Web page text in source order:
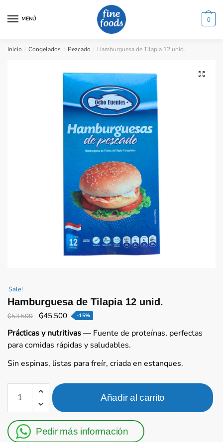
MENÚ 0
Inicio / Congelados / Pezcado / Hamburguesa de Tilapia 12 unid.
🔍
Sale!
Hamburguesa de Tilapia 12 unid.
₲53.500
El
original
era:
₲53.500.
₲45.500El
actual
es:
₲45.500.
-15%
Prácticas y nutritivas— Fuente de proteínas, perfectas
para comidas rápidas y saludables.
Sin espinas, listas para freír, criada en estanques.
Hamburguesa
Tilapia
12
unid.
Añadir al carrito
Pedir más información